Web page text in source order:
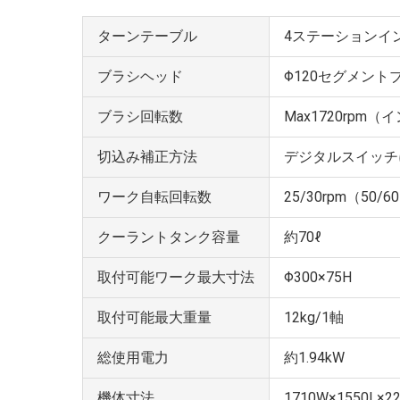
ターンテーブル 4ステーションイ
ブラシヘッド Φ120セグメント
ブラシ回転数 Max1720rpm（
切込み補正方法 デジタルスイッ
ワーク自転回転数 25/30rpm（50/
クーラントタンク容量 約70ℓ
取付可能ワーク最大寸法 Φ300×75H
取付可能最大重量 12kg/1軸
総使用電力 約1.94kW